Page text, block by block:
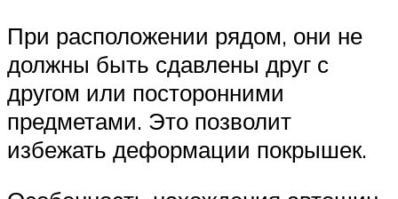
При расположении рядом, они не
должны быть сдавлены друг с
другом или посторонними
предметами. Это позволит
избежать деформации покрышек.